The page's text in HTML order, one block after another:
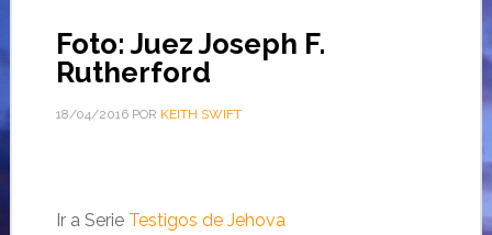
Foto: Juez Joseph F.
Rutherford
18/04/2016POR KEITH SWIFT
Ir a Serie Testigos de Jehova